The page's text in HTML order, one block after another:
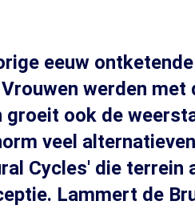
eeuw
werden met
groeit ook de
veel
Cycles' die terrein
Lammert de